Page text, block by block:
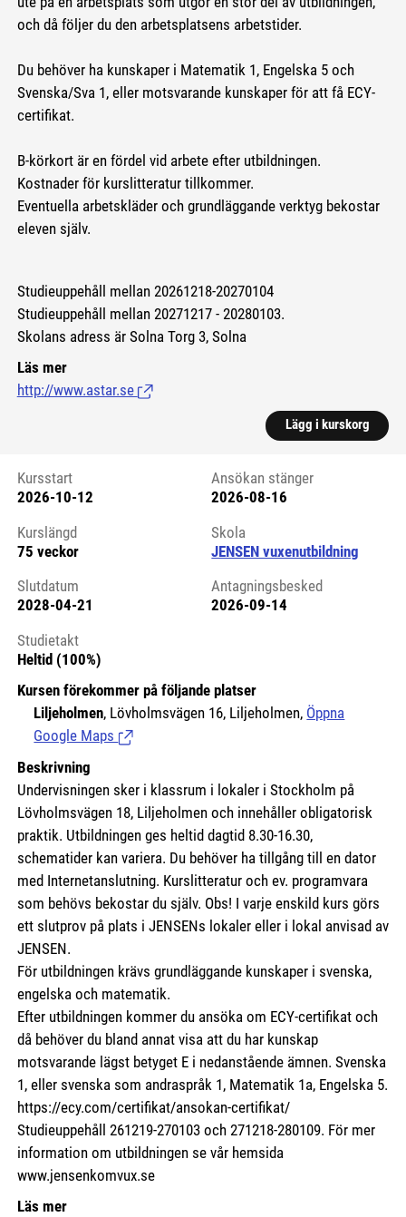
och då följer du den arbetsplatsens arbetstider.
Du behöver ha kunskaper i Matematik 1, Engelska 5 och
Svenska/Sva 1, eller motsvarande kunskaper för att få ECY-
certifikat.
B-körkort är en fördel vid arbete efter utbildningen.
Kostnader för kurslitteratur tillkommer.
Eventuella arbetskläder och grundläggande verktyg bekostar
eleven själv.
Studieuppehåll mellan 20261218-20270104
Studieuppehåll mellan 20271217 - 20280103.
Skolans adress är Solna Torg 3, Solna
Läs mer
http://www.astar.se (Länk till extern sida.)
Lägg i kurskorg
Kursstart 6074967
Kursstart
2026-10-12
Ansökan stänger
2026-08-16
Kurslängd
75 veckor
Skola
JENSEN vuxenutbildning
Slutdatum
2028-04-21
Antagningsbesked
2026-09-14
Studietakt
Heltid (100%)
Kursen förekommer på följande platser
Liljeholmen, Lövholmsvägen 16, Liljeholmen, Öppna
Google Maps (Länk till extern sida.)
Beskrivning
Undervisningen sker i klassrum i lokaler i Stockholm på
Lövholmsvägen 18, Liljeholmen och innehåller obligatorisk
praktik. Utbildningen ges heltid dagtid 8.30-16.30,
schematider kan variera. Du behöver ha tillgång till en dator
med Internetanslutning. Kurslitteratur och ev. programvara
som behövs bekostar du själv. Obs! I varje enskild kurs görs
ett slutprov på plats i JENSENs lokaler eller i lokal anvisad av
JENSEN.
För utbildningen krävs grundläggande kunskaper i svenska,
engelska och matematik.
Efter utbildningen kommer du ansöka om ECY-certifikat och
då behöver du bland annat visa att du har kunskap
motsvarande lägst betyget E i nedanstående ämnen. Svenska
1, eller svenska som andraspråk 1, Matematik 1a, Engelska 5.
https://ecy.com/certifikat/ansokan-certifikat/
Studieuppehåll 261219-270103 och 271218-280109. För mer
information om utbildningen se vår hemsida
www.jensenkomvux.se
Läs mer